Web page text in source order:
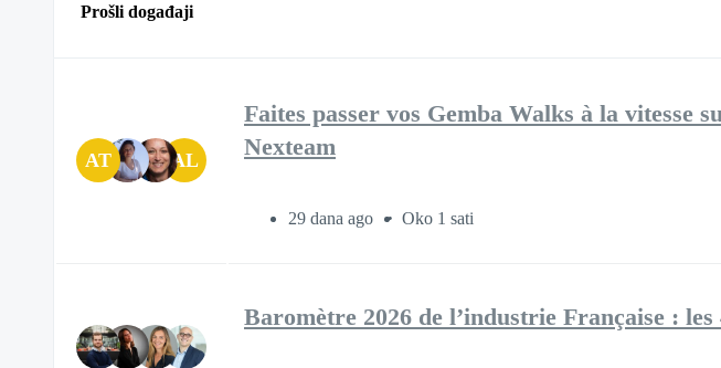
Prošli događaji
AT AL
Faites passer vos Gemba Walks à la vitesse
Nexteam
29 dana ago Oko 1 sati
Baromètre 2026 de l’industrie Française : les